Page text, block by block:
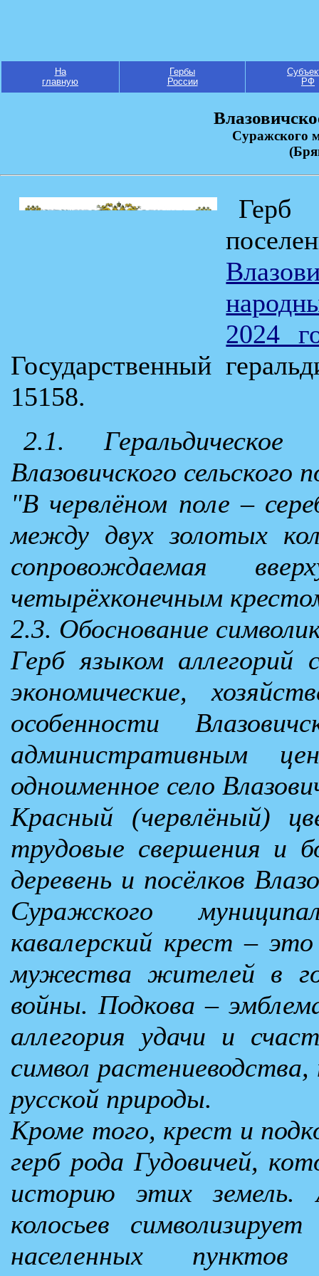
На
главную
Гербы
России
РФ
Суражского
Герб
2024
Государственный
15158.
2.1.
Влазовичского сельского
"В червлёном поле –
между двух золотых
сопровождаемая
четырёхконечным
2.3. Обоснование
Герб языком аллегорий
экономические,
особенности
административным
одноименное село
Красный (червлёный)
трудовые свершения и
деревень и посёлков
Суражского
кавалерский крест –
мужества жителей в
войны. Подкова –
аллегория удачи и
символ
русской природы.
Кроме того, крест и
герб рода Гудовичей,
историю этих земель.
колосьев
населенных пунктов